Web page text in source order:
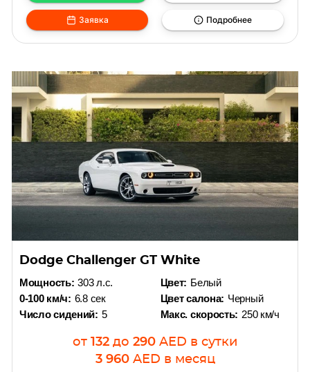
Заявка Подробнее
Dodge Challenger GT White
Мощность: 303 л.с.
0-100 км/ч: 6.8 сек
Число сидений: 5
Цвет: Белый
Цвет салона: Черный
Макс. скорость: 250 км/ч
от 132 до 290 AED в сутки
3 960 AED в месяц